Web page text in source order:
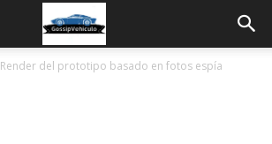
Render del prototipo basado en fotos espía